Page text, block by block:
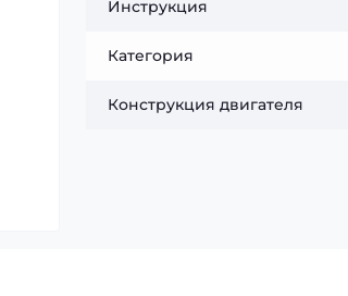
Инструкция
Категория
Конструкция двигателя